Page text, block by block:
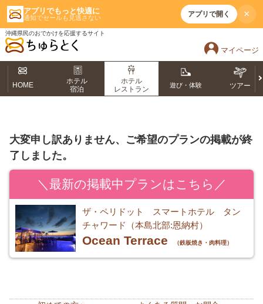
アプリでもっと快適に
通知でセールも見逃さない アプリで開く ×
沖縄県民のおでかけを応援するサイト
マイページ
HOME
ホテル
宿泊
ホテル
レストラン
遊び・体験 ツアー
大変申し訳ありません、ご希望のプランの掲載が終
了しました。
＼最新の掲載中プランはこちら／
ザ・ペリドット スマートホテル タン
チャワード（本島北部:恩納村）
Ocean Terrace （鉄板焼き・肉料理）